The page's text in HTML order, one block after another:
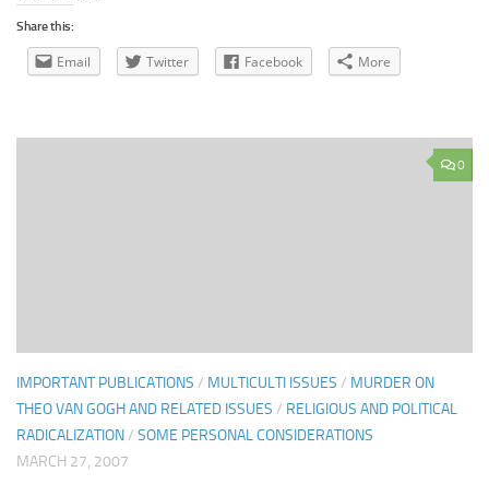
Share this:
Email Twitter Facebook More
0
IMPORTANT PUBLICATIONS / MULTICULTI ISSUES / MURDER ON
THEO VAN GOGH AND RELATED ISSUES / RELIGIOUS AND POLITICAL
RADICALIZATION/ SOME PERSONAL CONSIDERATIONS
MARCH 27, 2007